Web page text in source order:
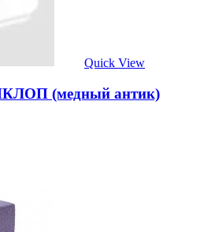
Quick View
(медный антик)